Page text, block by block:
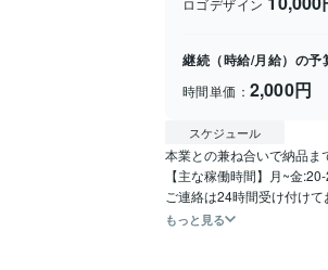
ロゴデザイン
継続（時給/月給）の予
時間単価： 2,000円
スケジュール
本業との兼ね合いで納品ま
【主な稼働時間】月~金
ご連絡は24時間受け付けて
もっと見る